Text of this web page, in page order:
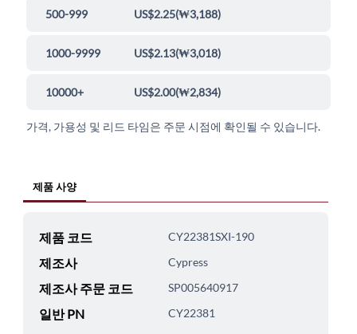
500-999 US$2.25(₩3,188)
1000-9999 US$2.13(₩3,018)
10000+ US$2.00(₩2,834)
가격, 가용성 및 리드 타임은 주문 시점에 확인될 수 있습니다.
제품 사양
제품 코드 CY22381SXI-190
제조사 Cypress
제조사 주문 코드 SP005640917
일반 PN CY22381